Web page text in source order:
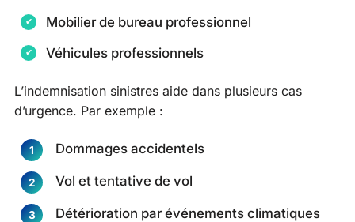
Mobilier de bureau professionnel
Véhicules professionnels
L’indemnisation sinistres aide dans plusieurs cas
d’urgence. Par exemple :
Dommages accidentels
Vol et tentative de vol
Détérioration par événements climatiques